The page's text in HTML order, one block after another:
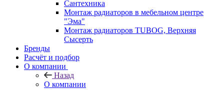
Сантехника
Монтаж радиаторов в мебельном центре
"Эма"
Монтаж радиаторов TUBOG, Верхняя
Сысерть
Бренды
Расчёт и подбор
О компании
Назад
О компании